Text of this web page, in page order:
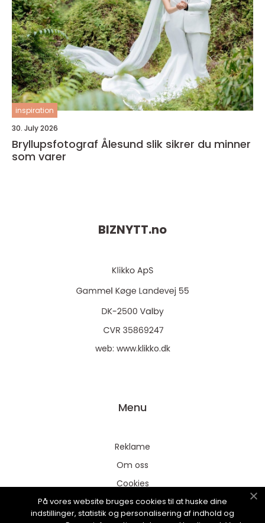
inspiration
30. July 2026
Bryllupsfotograf Ålesund slik sikrer du minner
som varer
BIZNYTT.no
web: www.klikko.dk
Menu
Reklame
Om oss
Cookies
Kontakt Oss
Sitemap
På vores website bruges cookies til at huske dine
indstillinger, statistik og personalisering af indhold og